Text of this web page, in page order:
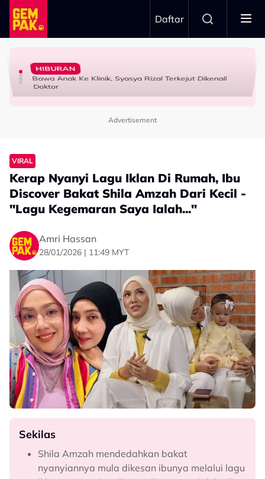
Skip to main content
Daftar
HIBURAN
Netizen Beri 'Warning' Buat Azeva & A. Aida
SELEBRITI
Kilauan Emas Selebriti: Fazlina Ahmad Daud Elak Nyanyi
Lagu Ogy, Tak Mahu Ada Perbandingan - "Saya Tak Nak
HIBURAN
Sanggup ‘Battle’ Beli Tiket Gema Bumantara, Noraniza
Idris: “Masa Dapat Call, Ingat Jemput Jadi Penonton”
HIBURAN
Bawa Anak Ke Klinik, Syasya Rizal Terkejut Dikenali
Doktor
Advertisement
VIRAL
Kerap Nyanyi Lagu Iklan Di Rumah, Ibu
Discover Bakat Shila Amzah Dari Kecil -
"Lagu Kegemaran Saya Ialah..."
Amri Hassan
28/01/2026 | 11:49 MYT
Sekilas
Shila Amzah mendedahkan bakat
nyanyiannya mula dikesan ibunya melalui lagu